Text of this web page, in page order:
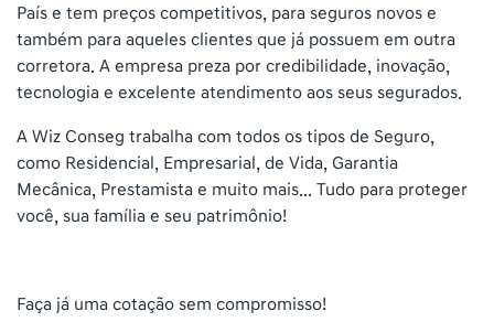
País e tem preços competitivos, para seguros novos e
também para aqueles clientes que já possuem em outra
corretora. A empresa preza por credibilidade, inovação,
tecnologia e excelente atendimento aos seus segurados.
A Wiz Conseg trabalha com todos os tipos de Seguro,
como Residencial, Empresarial, de Vida, Garantia
Mecânica, Prestamista e muito mais... Tudo para proteger
você, sua família e seu patrimônio!
Faça já uma cotação sem compromisso!